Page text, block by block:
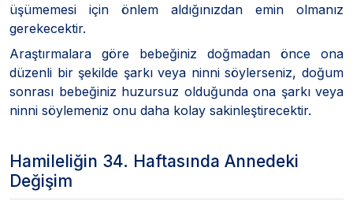
üşümemesi için önlem aldığınızdan emin olmanız
gerekecektir.
Araştırmalara göre bebeğiniz doğmadan önce ona
düzenli bir şekilde şarkı veya ninni söylerseniz, doğum
sonrası bebeğiniz huzursuz olduğunda ona şarkı veya
ninni söylemeniz onu daha kolay sakinleştirecektir.
Hamileliğin 34. Haftasında Annedeki
Değişim